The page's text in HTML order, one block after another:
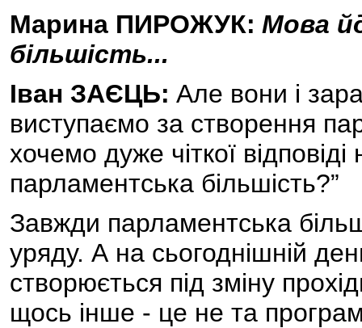
Марина ПИРОЖУК: Мова
більшість...
Іван ЗАЄЦЬ: Але вони і
виступаємо за створення
хочемо дуже чіткої
парламентська більшість?”
Завжди парламентська
уряду. А на сьогоднішній
створюється під зміну
щось інше - це не та